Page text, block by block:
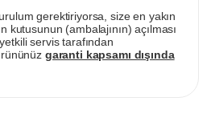
gerektiriyorsa, size en yakın
kutusunun (ambalajının) açılması
servis tarafından
garanti kapsamı dışında